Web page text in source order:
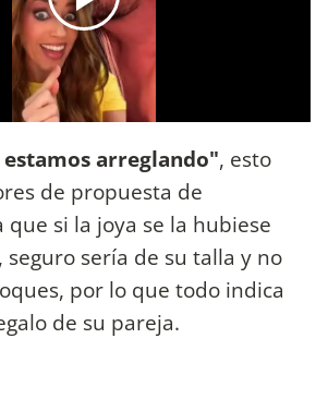
arreglando", esto
de propuesta de
que si la joya se la hubiese
sería de su talla y no
por lo que todo indica
de su pareja.